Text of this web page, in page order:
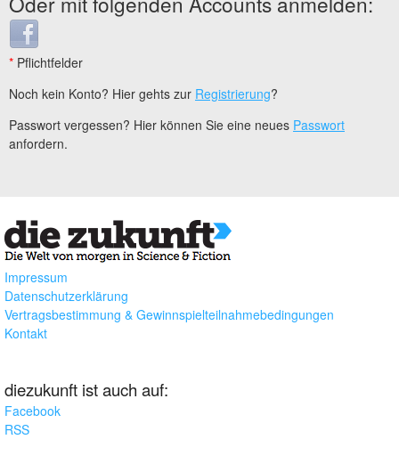
Login with Facebook
* Pflichtfelder
Noch kein Konto? Hier gehts zur Registrierung?
Passwort vergessen? Hier können Sie eine neues Passwort
anfordern.
Impressum
Datenschutzerklärung
Vertragsbestimmung & Gewinnspielteilnahmebedingungen
Kontakt
diezukunft ist auch auf:
Facebook
RSS